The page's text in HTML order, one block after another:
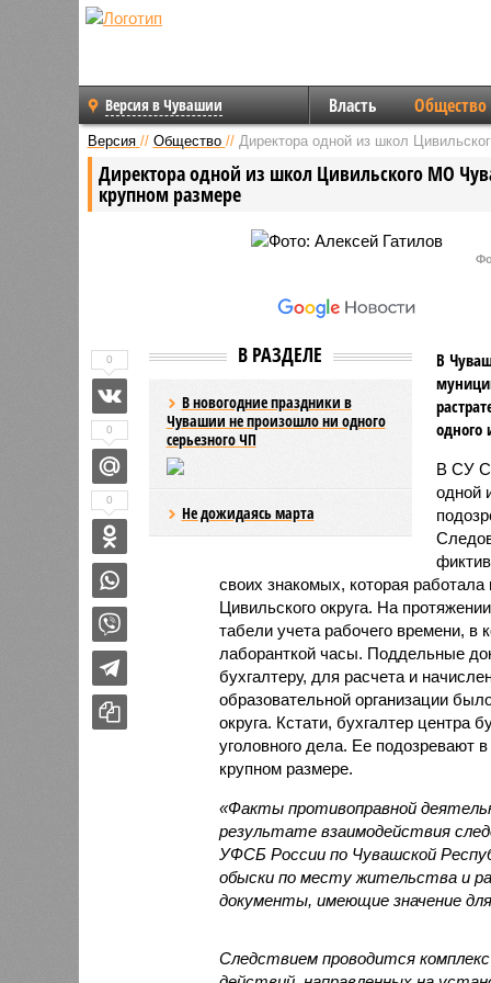
Версия в Чувашии Власть Общество
Версия // Общество // Директора одной из школ
Директора одной из школ Цивильского МО
крупном размере
В РАЗДЕЛЕ
В новогодние праздники в
Чувашии не произошло ни одного
серьезного ЧП
Не дожидаясь марта
В
одного
В СУ
одной
своих знакомых, которая
Цивильского округа. На
табели учета рабочего времени,
лаборанткой часы. Поддельные
бухгалтеру, для расчета и
образовательной организации
округа. Кстати, бухгалтер центра
уголовного дела. Ее подозревают
крупном размере.
«Факты противоправной
результате взаимодействия
УФСБ России по Чувашской
обыски по месту жительства и
документы, имеющие значение
Следствием проводится
0
0
0